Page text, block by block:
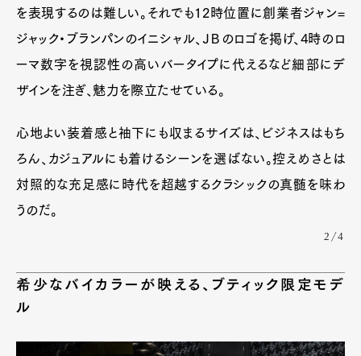
を表現するのは難しい。それでも12時位置に創業者ジャン=
ジャック・ブランパンのイニシャル、ＪＢのロゴを掲げ、4時のロ
ーマ数字を視認性の高いバータイプに代えるなど細部にデ
ザインを注ぎ、魅力を際立たせている。
心地よい装着感と袖下にも収まるサイズは、ビジネスはもち
ろん、カジュアルにも着けるシーンを選ばない。控えめさとは
対照的な充足感に時代を超越するクラシックの真髄を味わ
うのだ。
2/4
希少なバイカラーが映える、ブティック限定モデ
ル